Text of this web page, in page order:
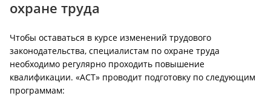
охране труда
Чтобы оставаться в курсе изменений трудового
законодательства, специалистам по охране труда
необходимо регулярно проходить повышение
квалификации. «АСТ» проводит подготовку по следующим
программам: